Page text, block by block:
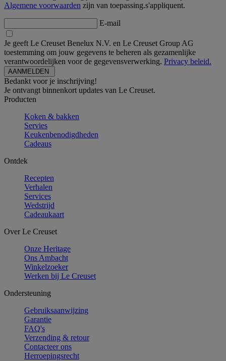
Algemene voorwaarden zijn van toepassing.s'appliquent.
E-mail
Je geeft Le Creuset Benelux N.V. en Le Creuset Group AG
toestemming om jouw gegevens te beheren als gezamenlijke
verantwoordelijken voor de gegevensverwerking. Privacy beleid.
Bedankt voor je inschrijving!
Je ontvangt binnenkort updates van Le Creuset.
Producten
Koken & bakken
Servies
Keukenbenodigdheden
Cadeaus
Ontdek
Recepten
Verhalen
Services
Wedstrijd
Cadeaukaart
Over Le Creuset
Onze Heritage
Ons Ambacht
Winkelzoeker
Werken bij Le Creuset
Ondersteuning
Gebruiksaanwijzing
Garantie
FAQ's
Verzending & retour
Contacteer ons
Herroepingsrecht